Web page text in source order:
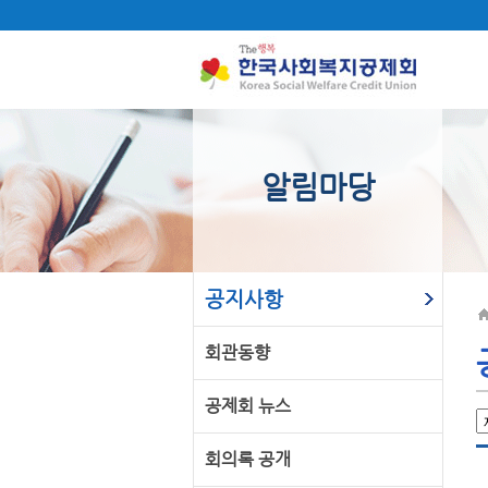
알림마당
공지사항
회관동향
공제회 뉴스
회의록 공개